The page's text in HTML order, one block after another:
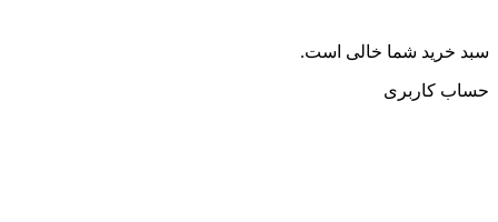
سبد خرید شما خالی است.
حساب کاربری